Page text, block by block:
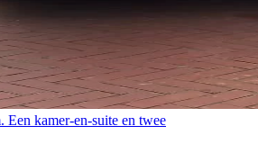
kamer-en-suite en twee